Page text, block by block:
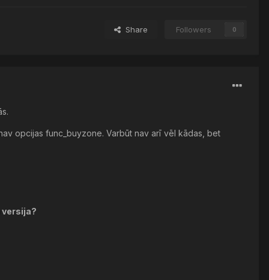
Share Followers 0
opcijas func_buyzone. Varbūt nav arī vēl kādas, bet
versija?